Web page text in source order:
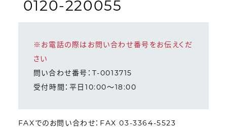
0120-220055
※お電話の際はお問い合わせ番号をお伝えくだ
さい
問い合わせ番号：T-0013715
受付時間：平日10:00～18:00
FAXでのお問い合わせ：FAX 03-3364-5523